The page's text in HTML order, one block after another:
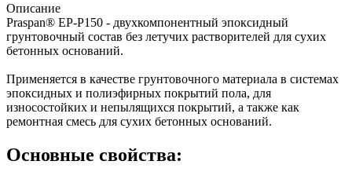
Описание
Praspan® EP-P150 - двухкомпонентный эпоксидный
грунтовочный состав без летучих растворителей для сухих
бетонных оснований.
Применяется в качестве грунтовочного материала в системах
эпоксидных и полиэфирных покрытий пола, для
износостойких и непылящихся покрытий, а также как
ремонтная смесь для сухих бетонных оснований.
Основные свойства: